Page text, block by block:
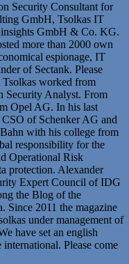
Security Consultant for
GmbH, Tsolkas IT
GmbH & Co. KG.
more than 2000 own
espionage, IT
of Sectank. Please
worked from
Security Analyst. From
Opel AG. In his last
of Schenker AG and
with his college from
responsibility for the
Operational Risk
protection. Alexander
Expert Council of IDG
the Blog of the
Since 2011 the magazine
under management of
have set an english
Please come